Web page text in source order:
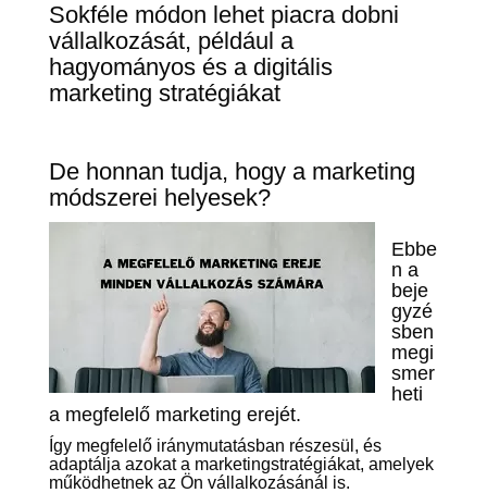
Sokféle módon lehet piacra dobni
vállalkozását, például a
hagyományos és a digitális
marketing stratégiákat
De honnan tudja, hogy a marketing
módszerei helyesek?
Ebbe
n a
beje
gyzé
sben
megi
smer
heti
a megfelelő marketing erejét.
Így megfelelő iránymutatásban részesül, és
adaptálja azokat a marketingstratégiákat, amelyek
működhetnek az Ön vállalkozásánál is.